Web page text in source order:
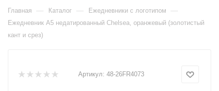
Главная — Каталог — Ежедневники c логотипом —
Ежедневник А5 недатированный Chelsea, оранжевый (золотистый
кант и срез)
Артикул: 48-26FR4073